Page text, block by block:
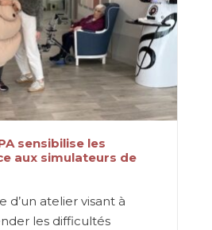
sensibilise les
aux simulateurs de
d’un atelier visant à
les difficultés